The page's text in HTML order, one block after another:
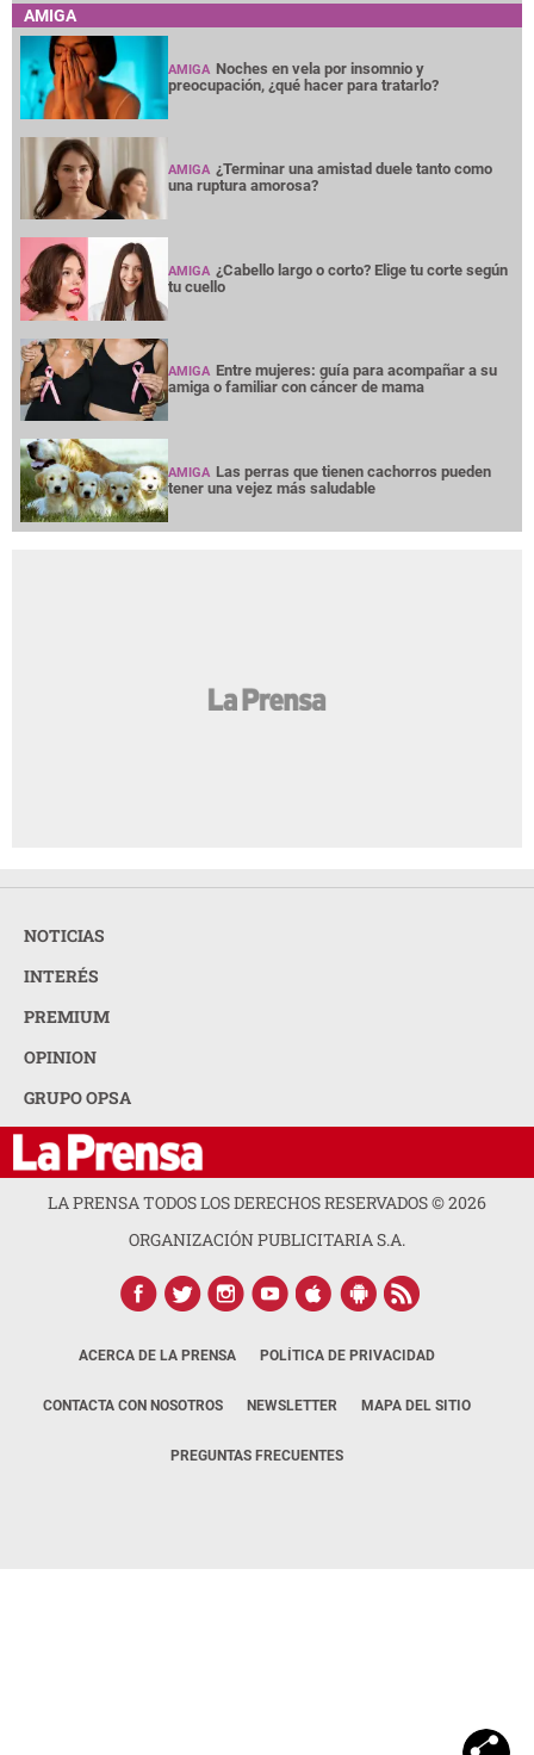
AMIGA
AMIGA Noches en vela por insomnio y
preocupación, ¿qué hacer para tratarlo?
AMIGA ¿Terminar una amistad duele tanto como
una ruptura amorosa?
AMIGA ¿Cabello largo o corto? Elige tu corte según
tu cuello
AMIGA Entre mujeres: guía para acompañar a su
amiga o familiar con cáncer de mama
AMIGA Las perras que tienen cachorros pueden
tener una vejez más saludable
NOTICIAS
INTERÉS
PREMIUM
OPINION
GRUPO OPSA
LA PRENSA TODOS LOS DERECHOS RESERVADOS ©2026
ORGANIZACIÓN PUBLICITARIA S.A.
ACERCA DE LA PRENSA POLÍTICA DE PRIVACIDAD
CONTACTA CON NOSOTROS NEWSLETTER MAPA DEL SITIO
PREGUNTAS FRECUENTES